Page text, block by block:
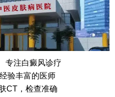
专注白癜风诊疗
验丰富的医师
CT，检查准确